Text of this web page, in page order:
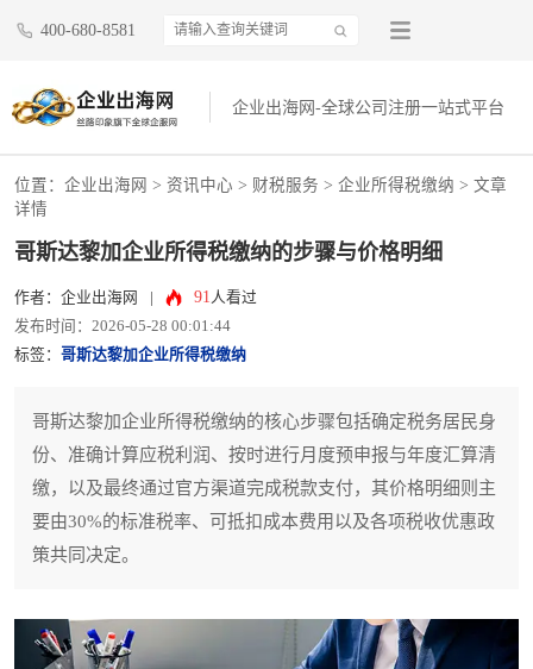
400-680-8581
企业出海网-全球公司注册一站式平台
位置： 企业出海网 > 资讯中心 > 财税服务 > 企业所得税缴纳 > 文章
详情
哥斯达黎加企业所得税缴纳的步骤与价格明细
作者：企业出海网 91人看过
发布时间：2026-05-28 00:01:44
标签： 哥斯达黎加企业所得税缴纳
哥斯达黎加企业所得税缴纳的核心步骤包括确定税务居民身
份、准确计算应税利润、按时进行月度预申报与年度汇算清
缴，以及最终通过官方渠道完成税款支付，其价格明细则主
要由30%的标准税率、可抵扣成本费用以及各项税收优惠政
策共同决定。